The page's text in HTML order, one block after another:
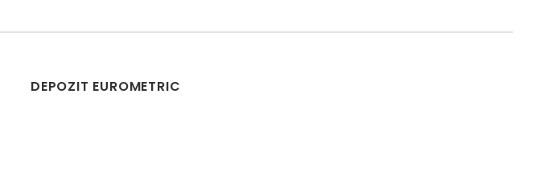
DEPOZIT EUROMETRIC